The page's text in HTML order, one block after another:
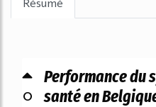
Résumé
0
Performance du
santé en